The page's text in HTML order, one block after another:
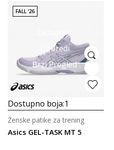
Detaljnije
Uporedi
Brzi Pregled
FALL '26
Dostupno boja:1
Asics GEL-TASK MT 5
Ženske patike za trening